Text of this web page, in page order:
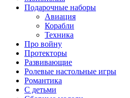
Подарочные наборы
Авиация
Корабли
Техника
Про войну
Протекторы
Развивающие
Ролевые настольные игры
Романтика
С детьми